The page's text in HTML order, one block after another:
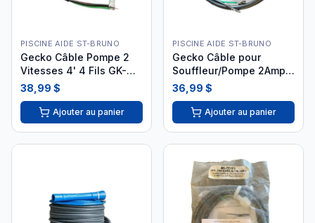
PISCINE AIDE ST-BRUNO
Gecko Câble Pompe 2
Vitesses 4' 4 Fils GK-
95100519
38,99 $
Ajouter au panier
PISCINE AIDE ST-BRUNO
Gecko Câble pour
Souffleur/Pompe 2Amp
4' GK-95100517
36,99 $
Ajouter au panier